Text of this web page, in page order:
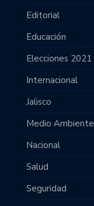
Editorial
Educación
Elecciones 2021
Internacional
Jalisco
Medio Ambiente
Nacional
Salud
Seguridad